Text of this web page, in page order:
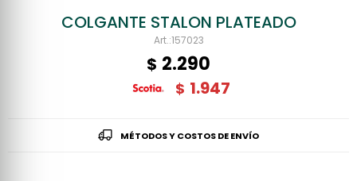
COLGANTE STALON PLATEADO
157023
$ 2.290
$ 1.947
MÉTODOS Y COSTOS DE ENVÍO